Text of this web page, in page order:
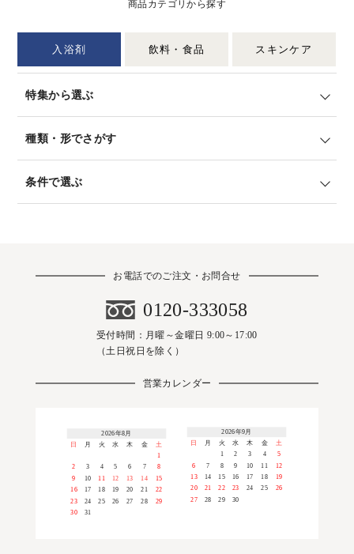
商品カテゴリから探す
入浴剤 飲料・食品 スキンケア
特集から選ぶ
種類・形でさがす
条件で選ぶ
お電話でのご注文・お問合せ
0120-333058
受付時間：月曜～金曜日 9:00～17:00
（土日祝日を除く）
営業カレンダー
2026年8月
日
月 火 水 木 金
土
1
2 3 4 5 6 7
8
9
10 11 12 13 14
15
16
17 18 19 20 21 22
23 24 25 26 27 28
29
30
31
2026年9月
日
月 火 水 木 金
土
1
2 3 4 5
6 7 8 9 10 11
12
13
14 15 16 17 18 19
20 21 22 23 24 25
26
27
28 29 30